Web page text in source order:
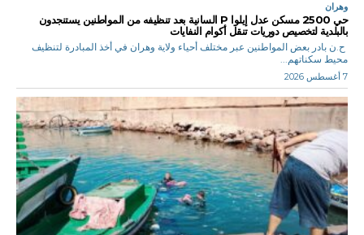
وهران
حي 2500 مسكن عدل إيلوا P السانية بعد تنظيفه من المواطنين يستنجدون
بالبلدية لتخصيص دوريات تنقل أكوام النفايات
ح.ن بادر بعض المواطنين عبر مختلف أحياء ولاية وهران في أخذ المبادرة لتنظيف
محيط سكناتهم...
7 أغسطس 2026